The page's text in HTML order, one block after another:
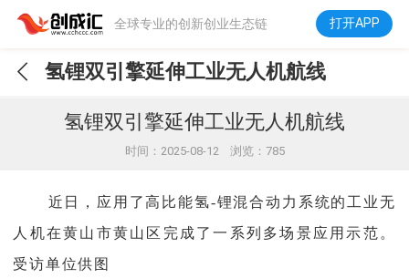
全球专业的创新创业生态链 打开APP
氢锂双引擎延伸工业无人机航线
氢锂双引擎延伸工业无人机航线
时间：2025-08-12 浏览：785
近日，应用了高比能氢-锂混合动力系统的工业无
人机在黄山市黄山区完成了一系列多场景应用示范。
受访单位供图